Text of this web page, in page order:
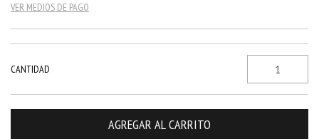
VER MEDIOS DE PAGO
CANTIDAD